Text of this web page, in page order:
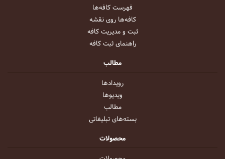
فهرست کافه‌ها
کافه‌ها روی نقشه
ثبت و مدیریت کافه
راهنمای ثبت کافه
مطالب
رویداد‌ها
ویدیو‌ها
مطالب
بسته‌های تبلیغاتی
محصولات